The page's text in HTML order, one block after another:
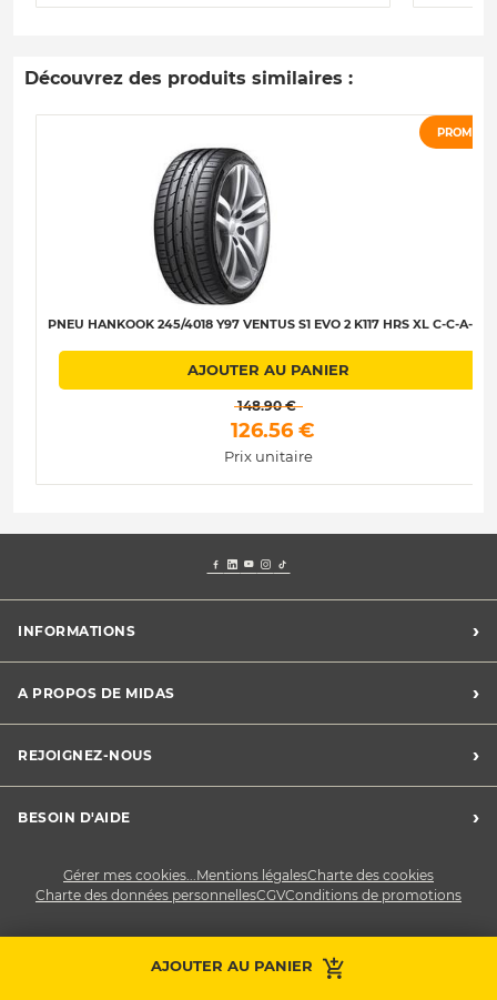
AJOUTER AU PANIER
Découvrez des produits similaires :
PROMO
PNEU HANKOOK 245/4018 Y97 VENTUS S1 EVO 2 K117 HRS XL C-C-A-68
AJOUTER AU PANIER
148.90 €
126.56 €
Prix unitaire
INFORMATIONS ›
Charte des cookies
Charte des données personnelles
CGV
Conditions de promotions
A PROPOS DE MIDAS ›
Midas France
Développement durable
REJOIGNEZ-NOUS ›
Devenez franchisé
BESOIN D'AIDE ›
Gérer mes cookies...Mentions légalesCharte des cookies
Charte des données personnellesCGVConditions de promotions
Prendre RDV